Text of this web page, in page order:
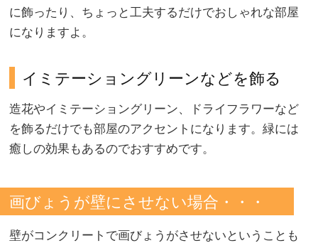
に飾ったり、ちょっと工夫するだけでおしゃれな部屋
になりますよ。
イミテーショングリーンなどを飾る
造花やイミテーショングリーン、ドライフラワーなど
を飾るだけでも部屋のアクセントになります。緑には
癒しの効果もあるのでおすすめです。
画びょうが壁にさせない場合・・・
壁がコンクリートで画びょうがさせないということも